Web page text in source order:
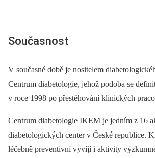
Současnost
V současné době je nositelem
Centrum diabetologie, jehož podoba se
v roce 1998 po přestěhování klinických
Centrum diabetologie IKEM je jedním z 16
diabetologických center v České republice.
léčebně preventivní vyvíjí i aktivity